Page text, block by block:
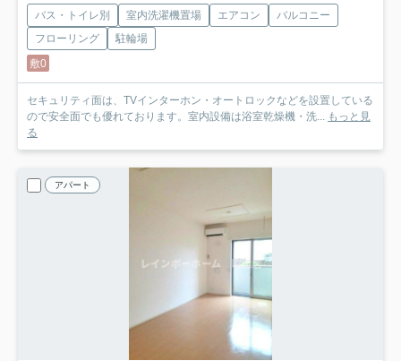
バス・トイレ別 室内洗濯機置場 エアコン
バルコニー
フローリング
駐輪場
敷0
セキュリティ面は、TVインターホン・オートロックなどを設置している
ので安全面でも優れております。室内設備は浴室乾燥機・洗... もっと見
る
アパート